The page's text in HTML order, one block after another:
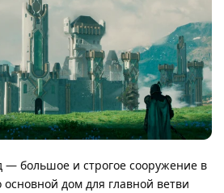
— большое и строгое сооружение в
дом для главной ветви